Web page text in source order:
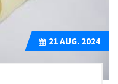
21 AUG. 2024